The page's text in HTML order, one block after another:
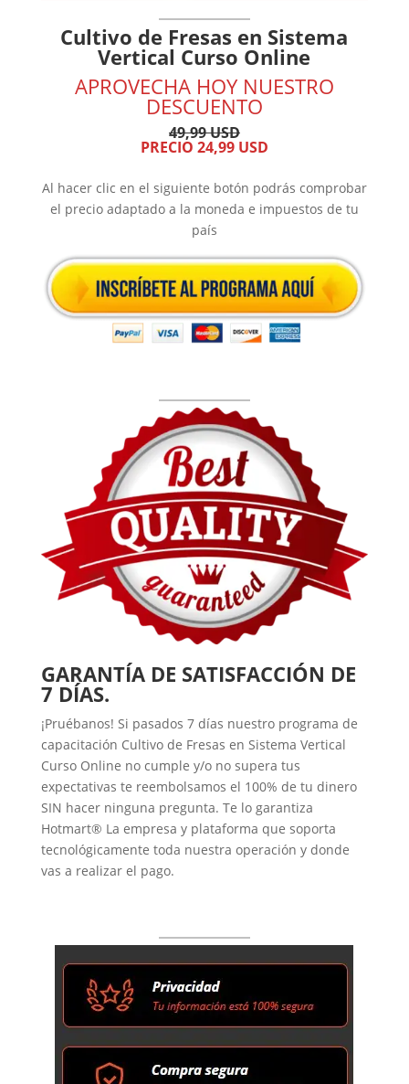
Cultivo de Fresas en Sistema
Vertical Curso Online
APROVECHA HOY NUESTRO
DESCUENTO
49,99 USD
PRECIO 24,99 USD
Al hacer clic en el siguiente botón podrás comprobar
el precio adaptado a la moneda e impuestos de tu
país
GARANTÍA DE SATISFACCIÓN DE
7 DÍAS.
¡Pruébanos! Si pasados 7 días nuestro programa de
capacitación Cultivo de Fresas en Sistema Vertical
Curso Online no cumple y/o no supera tus
expectativas te reembolsamos el 100% de tu dinero
SIN hacer ninguna pregunta. Te lo garantiza
Hotmart® La empresa y plataforma que soporta
tecnológicamente toda nuestra operación y donde
vas a realizar el pago.